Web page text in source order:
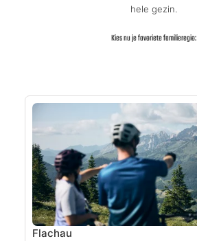
hele gezin.
Kies nu je favoriete familieregio:
Flachau